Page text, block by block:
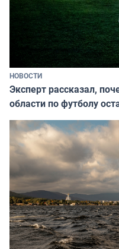
НОВОСТИ
Эксперт рассказал,
области по футболу